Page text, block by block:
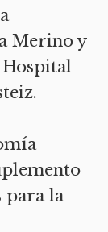
Merino y
Hospital
para la